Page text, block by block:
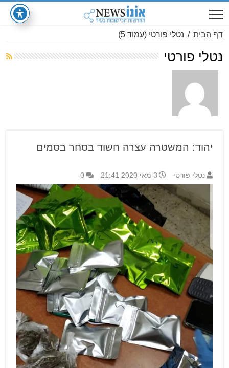
דף הבית / נטלי פורטי (עמוד 5)
נטלי פורטי
יהוד: המשטרה עצרה חשוד בסחר בסמים
נטלי פורטי 3 מאי 2020 21:41 0